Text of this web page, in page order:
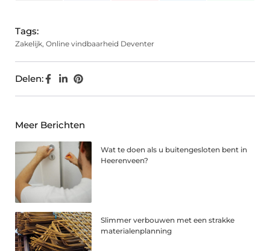
Tags:
Zakelijk, Online vindbaarheid Deventer
Delen:
Meer Berichten
Wat te doen als u buitengesloten bent in
Heerenveen?
Slimmer verbouwen met een strakke
materialenplanning